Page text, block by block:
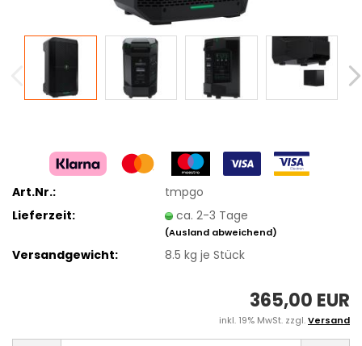
Art.Nr.:
tmpgo
Lieferzeit:
ca. 2-3 Tage
(Ausland abweichend)
Versandgewicht: 8.5 kg je Stück
365,00 EUR
inkl. 19% MwSt. zzgl.Versand